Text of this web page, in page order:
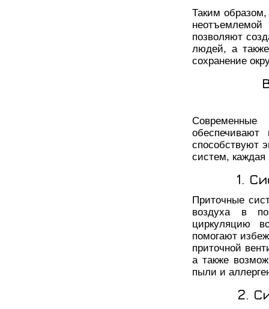
Таким
позволяют
людей, а
сохранение
способствуют
систем, каждая
1.
Приточные
воздуха в
циркуляцию
помогают
приточной
а также
пыли и
2.